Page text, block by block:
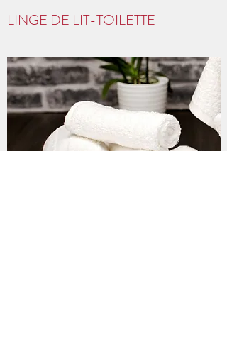
LINGE DE LIT-TOILETTE